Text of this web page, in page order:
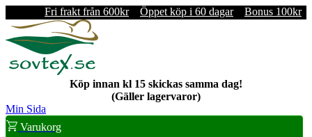
Fri frakt från 600kr Öppet köp i 60 dagar Bonus 100kr
Köp innan kl 15 skickas samma dag!
(Gäller lagervaror)
Min Sida
Varukorg